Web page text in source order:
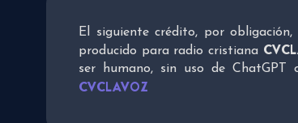
El siguiente crédito, por
producido para radio cristiana
ser humano, sin uso de
CVCLAVOZ